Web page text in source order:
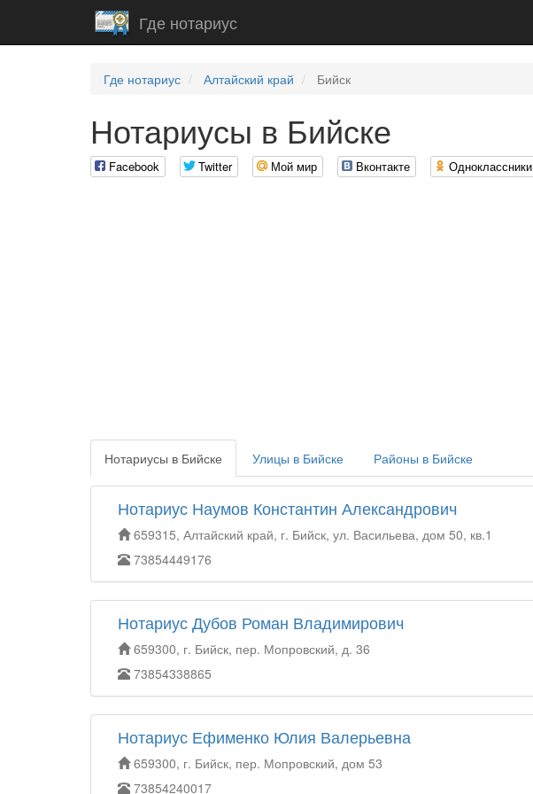
Где нотариус
Где нотариус Алтайский край Бийск
Нотариусы в Бийске
Facebook Twitter Мой мир Вконтакте Одноклассники
Нотариусы в Бийске Улицы в Бийске Районы в Бийске
Нотариус Наумов Константин Александрович
659315, Алтайский край, г. Бийск, ул. Васильева, дом 50, кв.1
73854449176
Нотариус Дубов Роман Владимирович
659300, г. Бийск, пер. Мопровский, д. 36
73854338865
Нотариус Ефименко Юлия Валерьевна
659300, г. Бийск, пер. Мопровский, дом 53
73854240017